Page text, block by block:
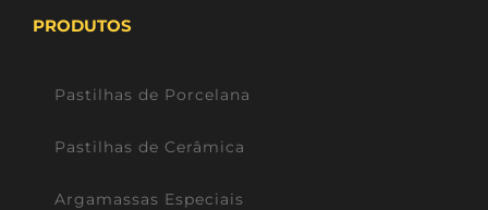
PRODUTOS
Pastilhas de Porcelana
Pastilhas de Cerâmica
Argamassas Especiais